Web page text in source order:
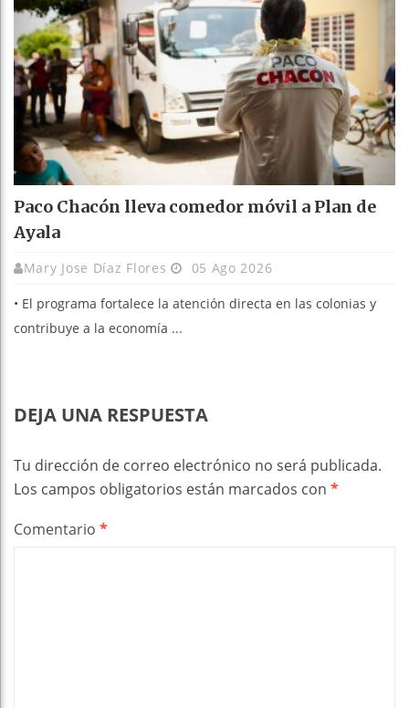
Paco Chacón lleva comedor móvil a Plan de
Ayala
Mary Jose Díaz Flores 05 Ago 2026
• El programa fortalece la atención directa en las colonias y
contribuye a la economía ...
DEJA UNA RESPUESTA
Tu dirección de correo electrónico no será publicada.
Los campos obligatorios están marcados con *
Comentario *